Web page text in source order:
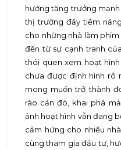
hướng tăng trưởng
thị trường đầy tiềm
cho những nhà làm
đến từ sự cạnh tranh
thói quen xem hoạt
chưa được định hình rõ
mong muốn trở thành
rào cản đó, khai phá
ảnh hoạt hình vẫn đang
cảm hứng cho nhiều
cùng tham gia đầu tư,